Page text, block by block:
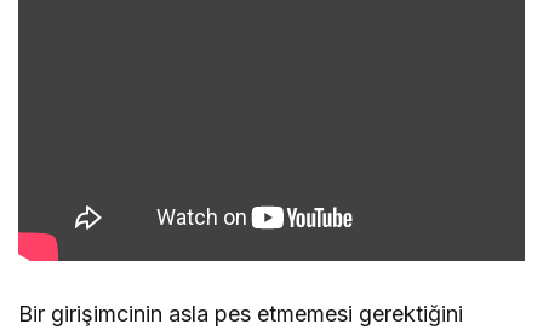
Bir girişimcinin asla pes etmemesi gerektiğini